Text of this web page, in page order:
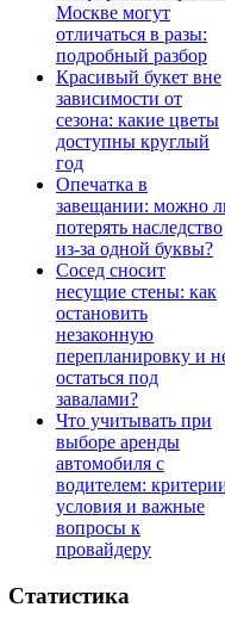
Москве могут
отличаться в разы:
подробный разбор
Красивый букет вне
зависимости от
сезона: какие цветы
доступны круглый
год
Опечатка в
завещании: можно
потерять наследство
из-за одной буквы?
Сосед сносит
несущие стены: как
остановить
незаконную
перепланировку и
остаться под
завалами?
Что учитывать при
выборе аренды
автомобиля с
водителем:
условия и важные
вопросы к
провайдеру
Статистика